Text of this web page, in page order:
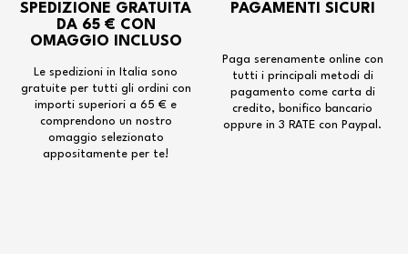
SPEDIZIONE GRATUITA
DA 65 € CON
OMAGGIO INCLUSO
Le spedizioni in Italia sono
gratuite per tutti gli ordini con
importi superiori a 65 € e
comprendono un nostro
omaggio selezionato
appositamente per te!
PAGAMENTI SICURI
Paga serenamente online con
tutti i principali metodi di
pagamento come carta di
credito, bonifico bancario
oppure in 3 RATE con Paypal.